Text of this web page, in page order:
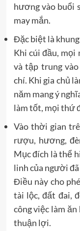
hương vào buổi
may mắn.
Đặc biệt là
Khi cúi đầu,
và tập trung
chí. Khi gia chủ
năm mang ý
làm tốt, mọi thứ
Vào thời gian
rượu, hương,
Mục đích là thể
linh của người
Điều này cho
tài lộc, đất đai,
công việc làm ăn
thuận lợi.